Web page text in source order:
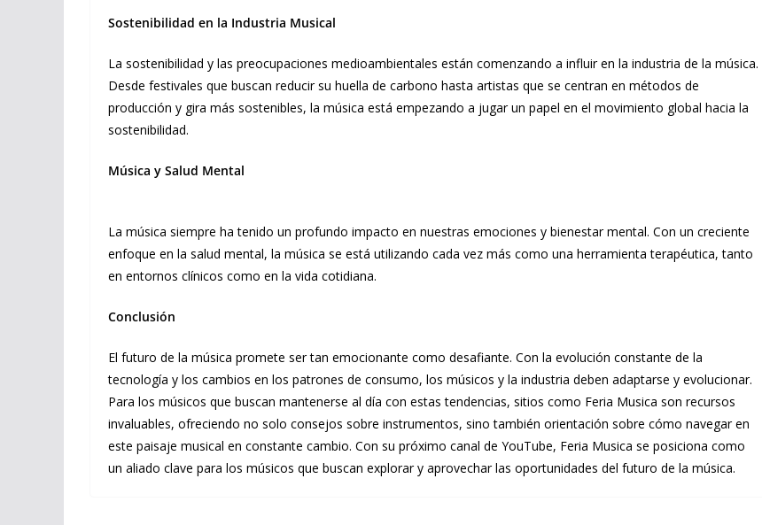
Sostenibilidad en la Industria Musical
La sostenibilidad y las preocupaciones medioambientales están comenzando a influir en la industria de la música.
Desde festivales que buscan reducir su huella de carbono hasta artistas que se centran en métodos de
producción y gira más sostenibles, la música está empezando a jugar un papel en el movimiento global hacia la
sostenibilidad.
Música y Salud Mental
La música siempre ha tenido un profundo impacto en nuestras emociones y bienestar mental. Con un creciente
enfoque en la salud mental, la música se está utilizando cada vez más como una herramienta terapéutica, tanto
en entornos clínicos como en la vida cotidiana.
Conclusión
El futuro de la música promete ser tan emocionante como desafiante. Con la evolución constante de la
tecnología y los cambios en los patrones de consumo, los músicos y la industria deben adaptarse y evolucionar.
Para los músicos que buscan mantenerse al día con estas tendencias, sitios como Feria Musica son recursos
invaluables, ofreciendo no solo consejos sobre instrumentos, sino también orientación sobre cómo navegar en
este paisaje musical en constante cambio. Con su próximo canal de YouTube, Feria Musica se posiciona como
un aliado clave para los músicos que buscan explorar y aprovechar las oportunidades del futuro de la música.